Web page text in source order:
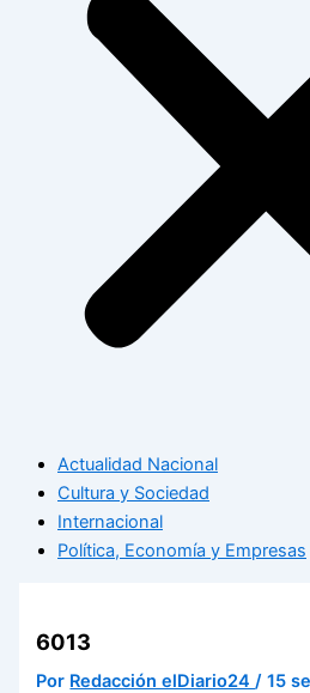
Actualidad Nacional
Cultura y Sociedad
Internacional
Política, Economía y Empresas
6013
Por Redacción elDiario24 /15